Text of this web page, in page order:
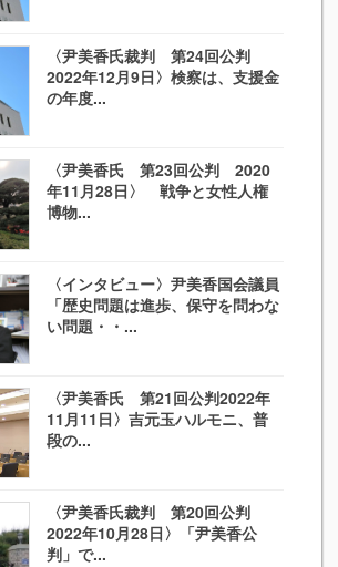
〈尹美香氏裁判 第24回公判
2022年12月9日〉検察は、支援金
の年度...
〈尹美香氏 第23回公判 2020
年11月28日〉 戦争と女性人権
博物...
〈インタビュー〉尹美香国会議員
「歴史問題は進歩、保守を問わな
い問題・・...
〈尹美香氏 第21回公判2022年
11月11日〉吉元玉ハルモニ、普
段の...
〈尹美香氏裁判 第20回公判
2022年10月28日〉「尹美香公
判」で...